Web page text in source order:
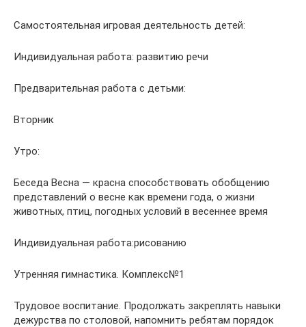
Самостоятельная игровая деятельность детей:
Индивидуальная работа: развитию речи
Предварительная работа с детьми:
Вторник
Утро:
Беседа Весна — красна способствовать обобщению
представлений о весне как времени года, о жизни
животных, птиц, погодных условий в весеннее время
Индивидуальная работа:рисованию
Утренняя гимнастика. Комплекс№1
Трудовое воспитание. Продолжать закреплять навыки
дежурства по столовой, напомнить ребятам порядок